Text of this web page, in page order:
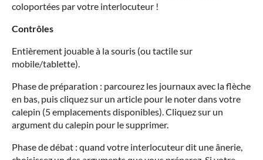
coloportées par votre interlocuteur !
Contrôles
Entièrement jouable à la souris (ou tactile sur
mobile/tablette).
Phase de préparation : parcourez les journaux avec la flèche
en bas, puis cliquez sur un article pour le noter dans votre
calepin (5 emplacements disponibles). Cliquez sur un
argument du calepin pour le supprimer.
Phase de débat : quand votre interlocuteur dit une ânerie,